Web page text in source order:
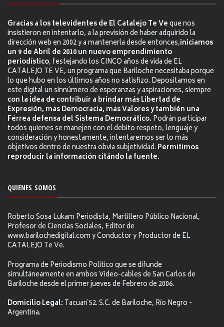
Gracias a los televidentes de El Catalejo Te Veque nos
insistieron en intentarlo, a la previsión de haber adquirido la
dirección web en 2002 y a mantenerla desde entonces,iniciamos
un 9 de Abril de 2010 un nuevo emprendimiento
periodístico, festejando los CINCO años de vida de EL
CATALEJO TE VE, un programa que Bariloche necesitaba porque
lo que hubo en los últimos años no satisfizo. Depositamos en
este digital un sinnúmero de esperanzas y aspiraciones, siempre
con la idea de contribuir a brindar más Libertad de
Expresión, más Democracia, más Valores y también una
Férrea defensa del Sistema Democrático. Podrán participar
todos quienes se manejen con el debito respeto, lenguaje y
consideración y honestamente, intentaremos ser lo más
objetivos dentro de nuestra obvia subjetividad. Permitimos
reproducir la información citándo la fuente.
QUIENES SOMOS
Roberto Sosa Lukam Periodista, Martillero Público Nacional,
Profesor de Ciencias Sociales, Editor de
www.barilochedigital.com y Conductor y Productor de EL
CATALEJO Te Ve.
Programa de Periodismo Político que se difunde
simultáneamente en ambos Video-cables de San Carlos de
Bariloche desde el primer jueves de Febrero de 2006.
Domicilio Legal: Tacuarí 52. S.C. de Bariloche, Río Negro -
Argentina.